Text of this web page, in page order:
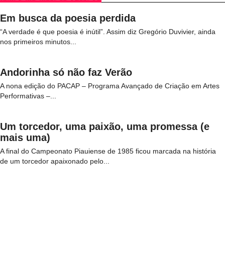
Em busca da poesia perdida
“A verdade é que poesia é inútil”. Assim diz Gregório Duvivier, ainda
nos primeiros minutos...
Andorinha só não faz Verão
A nona edição do PACAP – Programa Avançado de Criação em Artes
Performativas –...
Um torcedor, uma paixão, uma promessa (e
mais uma)
A final do Campeonato Piauiense de 1985 ficou marcada na história
de um torcedor apaixonado pelo...